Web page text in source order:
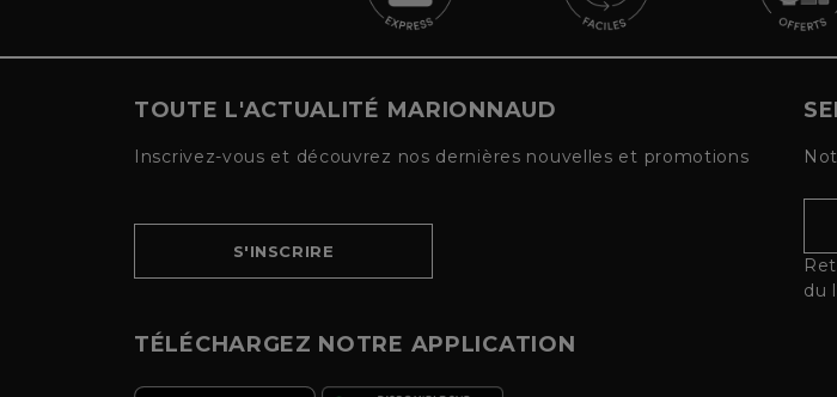
TOUTE L'ACTUALITÉ MARIONNAUD
Inscrivez-vous et découvrez nos dernières nouvelles et promotions
S'INSCRIRE
TÉLÉCHARGEZ NOTRE APPLICATION
du